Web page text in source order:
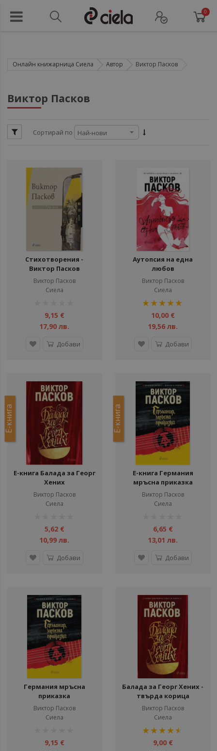
0
Онлайн книжарница Сиела Автор Виктор Пасков
Виктор Пасков
Сортирай по
Стихотворения -
Виктор Пасков
Виктор Пасков
Сиела
9,15 €
17,90 лв.
Добави
Аутопсия на една
любов
Виктор Пасков
Сиела
рейтинг:
100%10,00 €
19,56 лв.
Добави
Е-книга
Е-книга Балада за Георг
Хених
Виктор Пасков
Сиела
5,62 €
10,99 лв.
Добави
Е-книга
Е-книга Германия
мръсна приказка
Виктор Пасков
Сиела
6,65 €
13,01 лв.
Добави
Германия мръсна
приказка
Виктор Пасков
Сиела
9,15 €
Балада за Георг Хених -
твърда корица
Виктор Пасков
Сиела
рейтинг:
9,00 €